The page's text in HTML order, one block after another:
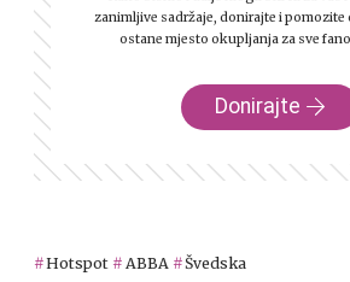
zanimljive sadržaje, donirajte i pomozite
ostane mjesto okupljanja za sve
Donirajte
Hotspot ABBA
Švedska